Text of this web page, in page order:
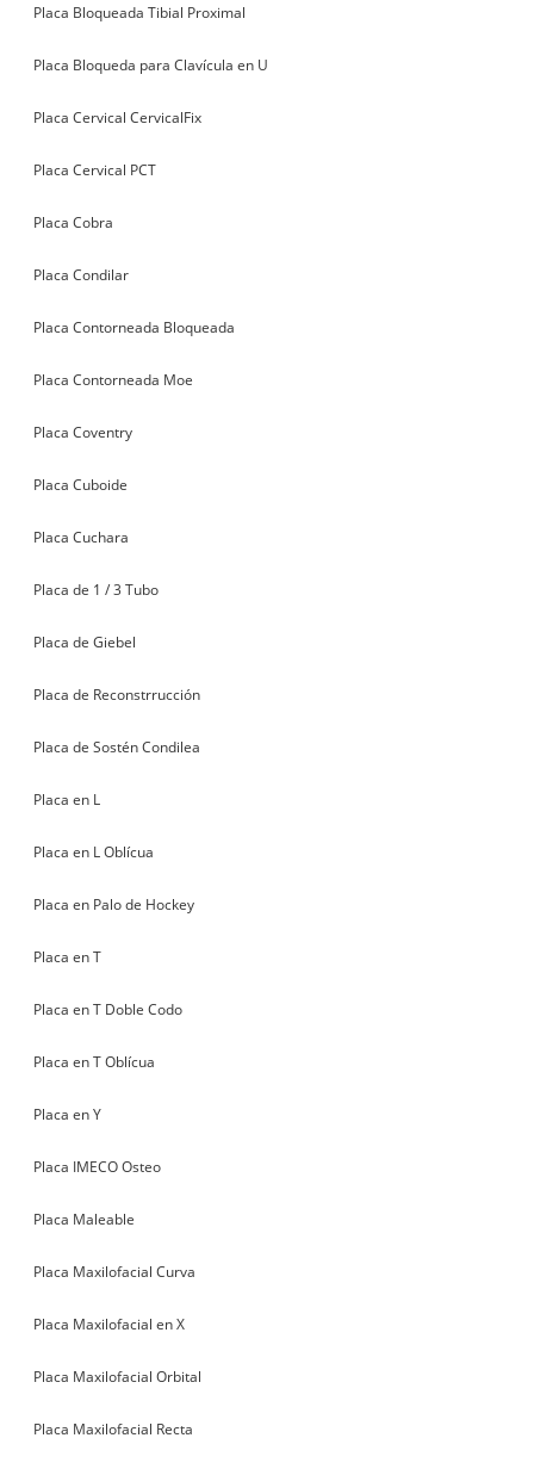
Placa Bloqueada Tibial Proximal
Placa Bloqueda para Clavícula en U
Placa Cervical CervicalFix
Placa Cervical PCT
Placa Cobra
Placa Condilar
Placa Contorneada Bloqueada
Placa Contorneada Moe
Placa Coventry
Placa Cuboide
Placa Cuchara
Placa de 1 / 3 Tubo
Placa de Giebel
Placa de Reconstrrucción
Placa de Sostén Condilea
Placa en L
Placa en L Oblícua
Placa en Palo de Hockey
Placa en T
Placa en T Doble Codo
Placa en T Oblícua
Placa en Y
Placa IMECO Osteo
Placa Maleable
Placa Maxilofacial Curva
Placa Maxilofacial en X
Placa Maxilofacial Orbital
Placa Maxilofacial Recta